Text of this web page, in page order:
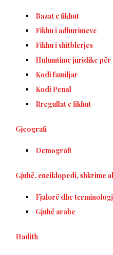
Bazat e fikhut
Fikhu i adhurimeve
Fikhu i shitblerjes
Hulumtime juridike për
Kodi familjar
Kodi Penal
Rregullat e fikhut
Gjeografi
Demografi
Gjuhë, enciklopedi, shkrime
Fjalorë dhe
Gjuhë arabe
Hadith